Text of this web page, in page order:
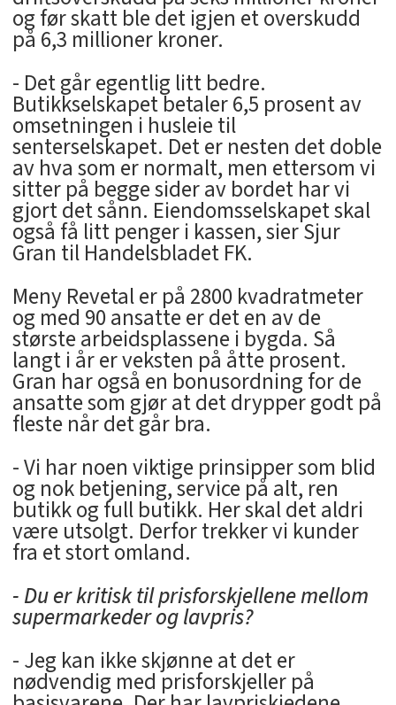
og før skatt ble det igjen et overskudd
på 6,3 millioner kroner.
- Det går egentlig litt bedre.
Butikkselskapet betaler 6,5 prosent av
omsetningen i husleie til
senterselskapet. Det er nesten det doble
av hva som er normalt, men ettersom vi
sitter på begge sider av bordet har vi
gjort det sånn. Eiendomsselskapet skal
også få litt penger i kassen, sier Sjur
Gran til Handelsbladet FK.
Meny Revetal er på 2800 kvadratmeter
og med 90 ansatte er det en av de
største arbeidsplassene i bygda. Så
langt i år er veksten på åtte prosent.
Gran har også en bonusordning for de
ansatte som gjør at det drypper godt på
fleste når det går bra.
- Vi har noen viktige prinsipper som blid
og nok betjening, service på alt, ren
butikk og full butikk. Her skal det aldri
være utsolgt. Derfor trekker vi kunder
fra et stort omland.
- Du er kritisk til prisforskjellene mellom
supermarkeder og lavpris?
- Jeg kan ikke skjønne at det er
nødvendig med prisforskjeller på